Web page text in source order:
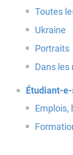
Toutes
Ukraine
Portraits
Dans les
Étudiant-
Emplois,